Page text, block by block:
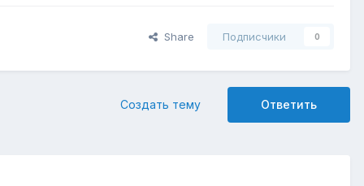
Share Подписчики 0
Ответить
Создать тему